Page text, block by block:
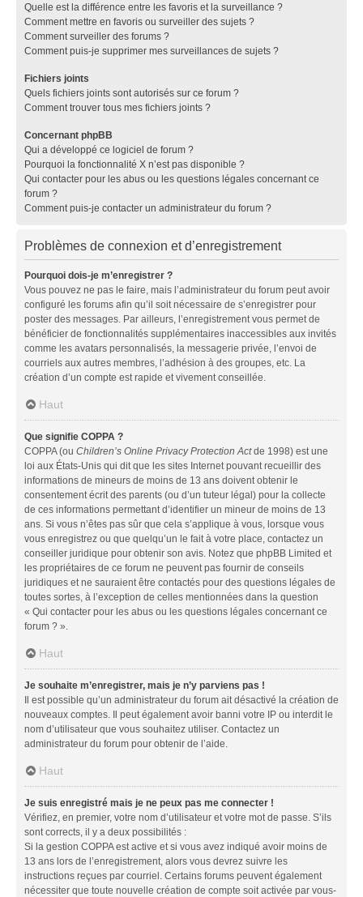
Quelle est la différence entre les favoris et la surveillance ?
Comment mettre en favoris ou surveiller des sujets ?
Comment surveiller des forums ?
Comment puis-je supprimer mes surveillances de sujets ?
Fichiers joints
Quels fichiers joints sont autorisés sur ce forum ?
Comment trouver tous mes fichiers joints ?
Concernant phpBB
Qui a développé ce logiciel de forum ?
Pourquoi la fonctionnalité X n’est pas disponible ?
Qui contacter pour les abus ou les questions légales concernant ce
forum ?
Comment puis-je contacter un administrateur du forum ?
Problèmes de connexion et d’enregistrement
Pourquoi dois-je m’enregistrer ?
Vous pouvez ne pas le faire, mais l’administrateur du forum peut avoir
configuré les forums afin qu’il soit nécessaire de s’enregistrer pour
poster des messages. Par ailleurs, l’enregistrement vous permet de
bénéficier de fonctionnalités supplémentaires inaccessibles aux invités
comme les avatars personnalisés, la messagerie privée, l’envoi de
courriels aux autres membres, l’adhésion à des groupes, etc. La
création d’un compte est rapide et vivement conseillée.
Haut
Que signifie COPPA ?
COPPA (ou Children’s Online Privacy Protection Actde 1998) est une
loi aux États-Unis qui dit que les sites Internet pouvant recueillir des
informations de mineurs de moins de 13 ans doivent obtenir le
consentement écrit des parents (ou d’un tuteur légal) pour la collecte
de ces informations permettant d’identifier un mineur de moins de 13
ans. Si vous n’êtes pas sûr que cela s’applique à vous, lorsque vous
vous enregistrez ou que quelqu’un le fait à votre place, contactez un
conseiller juridique pour obtenir son avis. Notez que phpBB Limited et
les propriétaires de ce forum ne peuvent pas fournir de conseils
juridiques et ne sauraient être contactés pour des questions légales de
toutes sortes, à l’exception de celles mentionnées dans la question
« Qui contacter pour les abus ou les questions légales concernant ce
forum ? ».
Haut
Je souhaite m’enregistrer, mais je n’y parviens pas !
Il est possible qu’un administrateur du forum ait désactivé la création de
nouveaux comptes. Il peut également avoir banni votre IP ou interdit le
nom d’utilisateur que vous souhaitez utiliser. Contactez un
administrateur du forum pour obtenir de l’aide.
Haut
Je suis enregistré mais je ne peux pas me connecter !
Vérifiez, en premier, votre nom d’utilisateur et votre mot de passe. S’ils
sont corrects, il y a deux possibilités :
Si la gestion COPPA est active et si vous avez indiqué avoir moins de
13 ans lors de l’enregistrement, alors vous devrez suivre les
instructions reçues par courriel. Certains forums peuvent également
nécessiter que toute nouvelle création de compte soit activée par vous-